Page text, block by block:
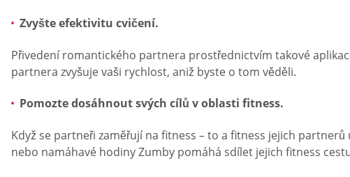
Zvyšte efektivitu cvičení.
Přivedení romantického partnera prostřednictvím takové
partnera zvyšuje vaši rychlost, aniž byste o tom věděli.
Pomozte dosáhnout svých cílů v oblasti fitness.
Když se partneři zaměřují na fitness – to a fitness jejich
nebo namáhavé hodiny Zumby pomáhá sdílet jejich fitness